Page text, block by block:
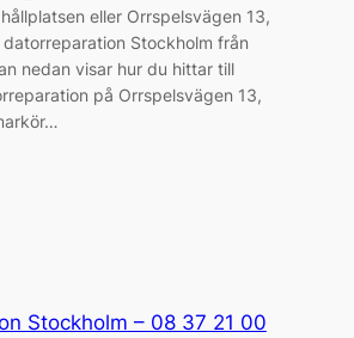
eller Orrspelsvägen 13,
Stockholm från
nedan visar hur du hittar till
på Orrspelsvägen 13,
Stockholm – 08 37 21 00